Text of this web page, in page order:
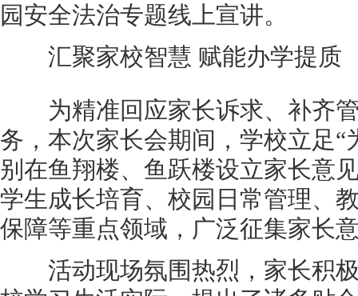
园安全法治专题线上宣讲。
汇聚家校智慧 赋能办学提质
为精准回应家长诉求、补齐管
务，本次家长会期间，学校立足“
别在鱼翔楼、鱼跃楼设立家长意
学生成长培育、校园日常管理、
保障等重点领域，广泛征集家长
活动现场氛围热烈，家长积极